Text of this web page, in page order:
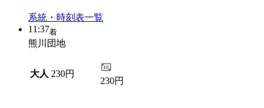
系統・時刻表一覧
11:37着
熊川団地
大人 230円
230円